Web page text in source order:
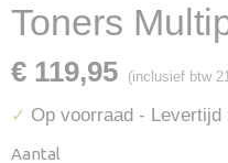
Toners
€ 119,95 (inclusief btw
✓ Op voorraad - Levertijd
Aantal